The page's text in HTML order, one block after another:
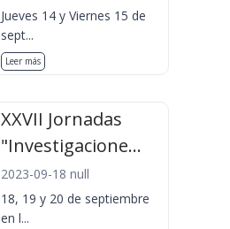
Jueves 14 y Viernes 15 de
sept...
Leer más
XXVII Jornadas
"Investigacione...
2023-09-18 null
18, 19 y 20 de septiembre
en l...